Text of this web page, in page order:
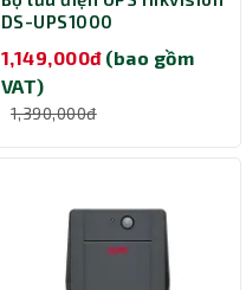
DS-UPS1000
1,149,000đ (bao gồm
VAT)
1,390,000đ